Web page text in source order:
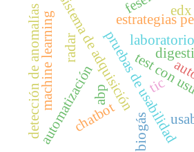
pruebas de usabilidad
test con
sistema de adquisición
automatización biogás
detección de anomalíasmachine learning abp
estrategias
edx
chatbot
tic
radar